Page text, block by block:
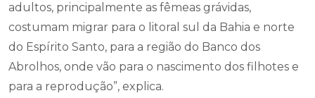
adultos, principalmente as fêmeas grávidas,
costumam migrar para o litoral sul da Bahia e norte
do Espírito Santo, para a região do Banco dos
Abrolhos, onde vão para o nascimento dos filhotes e
para a reprodução”, explica.